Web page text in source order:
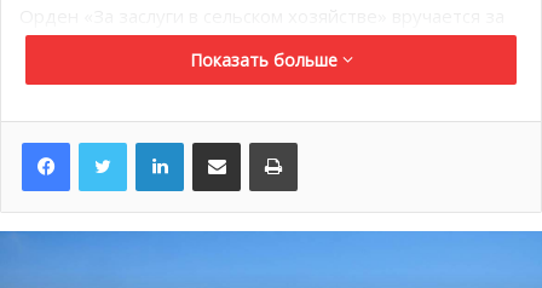
выдающееся достижения и вклад в агросектор.
Глава княжества выразил
поддержку Словакии
Князь Монако направил письмо с соболезнованиями
Показать больше
LinkedInПоделиться по электронной почте Распечатать